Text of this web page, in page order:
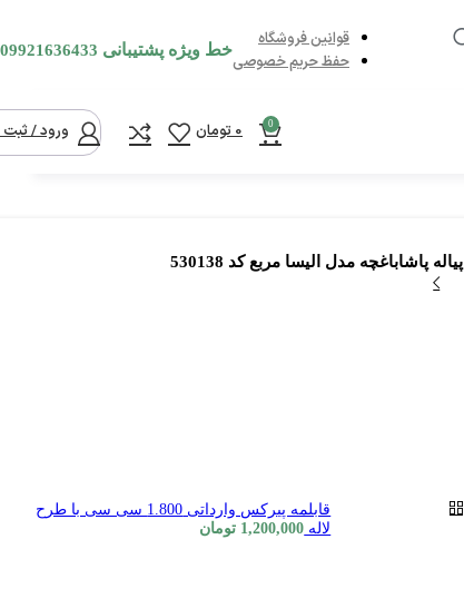
قوانین فروشگاه
حفظ حریم خصوصی
خط ویژه پشتیبانی 09921636433
0
0تومان ورود / ثبت
پیاله پاشاباغچه مدل الیسا مربع کد 530138
قابلمه پیرکس وارداتی 1.800 سی سی با طرح
لاله 1,200,000 تومان